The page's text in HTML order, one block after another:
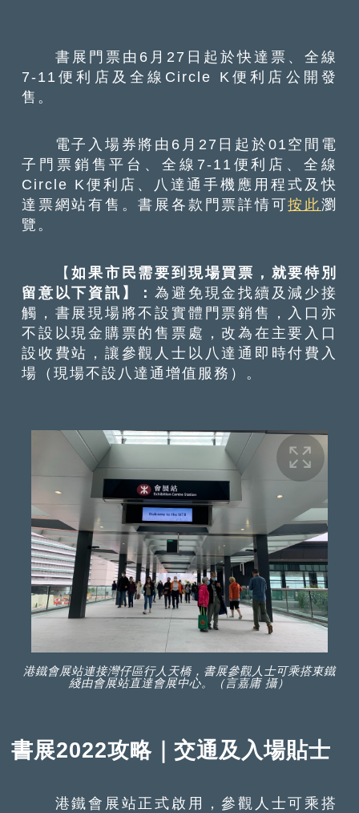
書展門票由6月27日起於快達票、全線
7-11便利店及全線Circle K便利店公開發
售。
電子入場券將由6月27日起於01空間電
子門票銷售平台、全線7-11便利店、全線
Circle K便利店、八達通手機應用程式及快
達票網站有售。書展各款門票詳情可按此瀏
覽。
【如果市民需要到現場買票，就要特別
留意以下資訊】：為避免現金找續及減少接
觸，書展現場將不設實體門票銷售，入口亦
不設以現金購票的售票處，改為在主要入口
設收費站，讓參觀人士以八達通即時付費入
場（現場不設八達通增值服務）。
港鐵會展站連接灣仔區行人天橋，書展參觀人士可乘搭東鐵
綫由會展站直達會展中心。（言嘉庸 攝）
書展2022攻略｜交通及入場貼士
港鐵會展站正式啟用，參觀人士可乘搭